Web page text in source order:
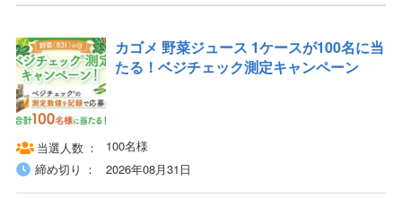
カゴメ 野菜ジュース 1ケースが100名に当
たる！ベジチェック測定キャンペーン
当選人数
100名様
締め切り
2026年08月31日